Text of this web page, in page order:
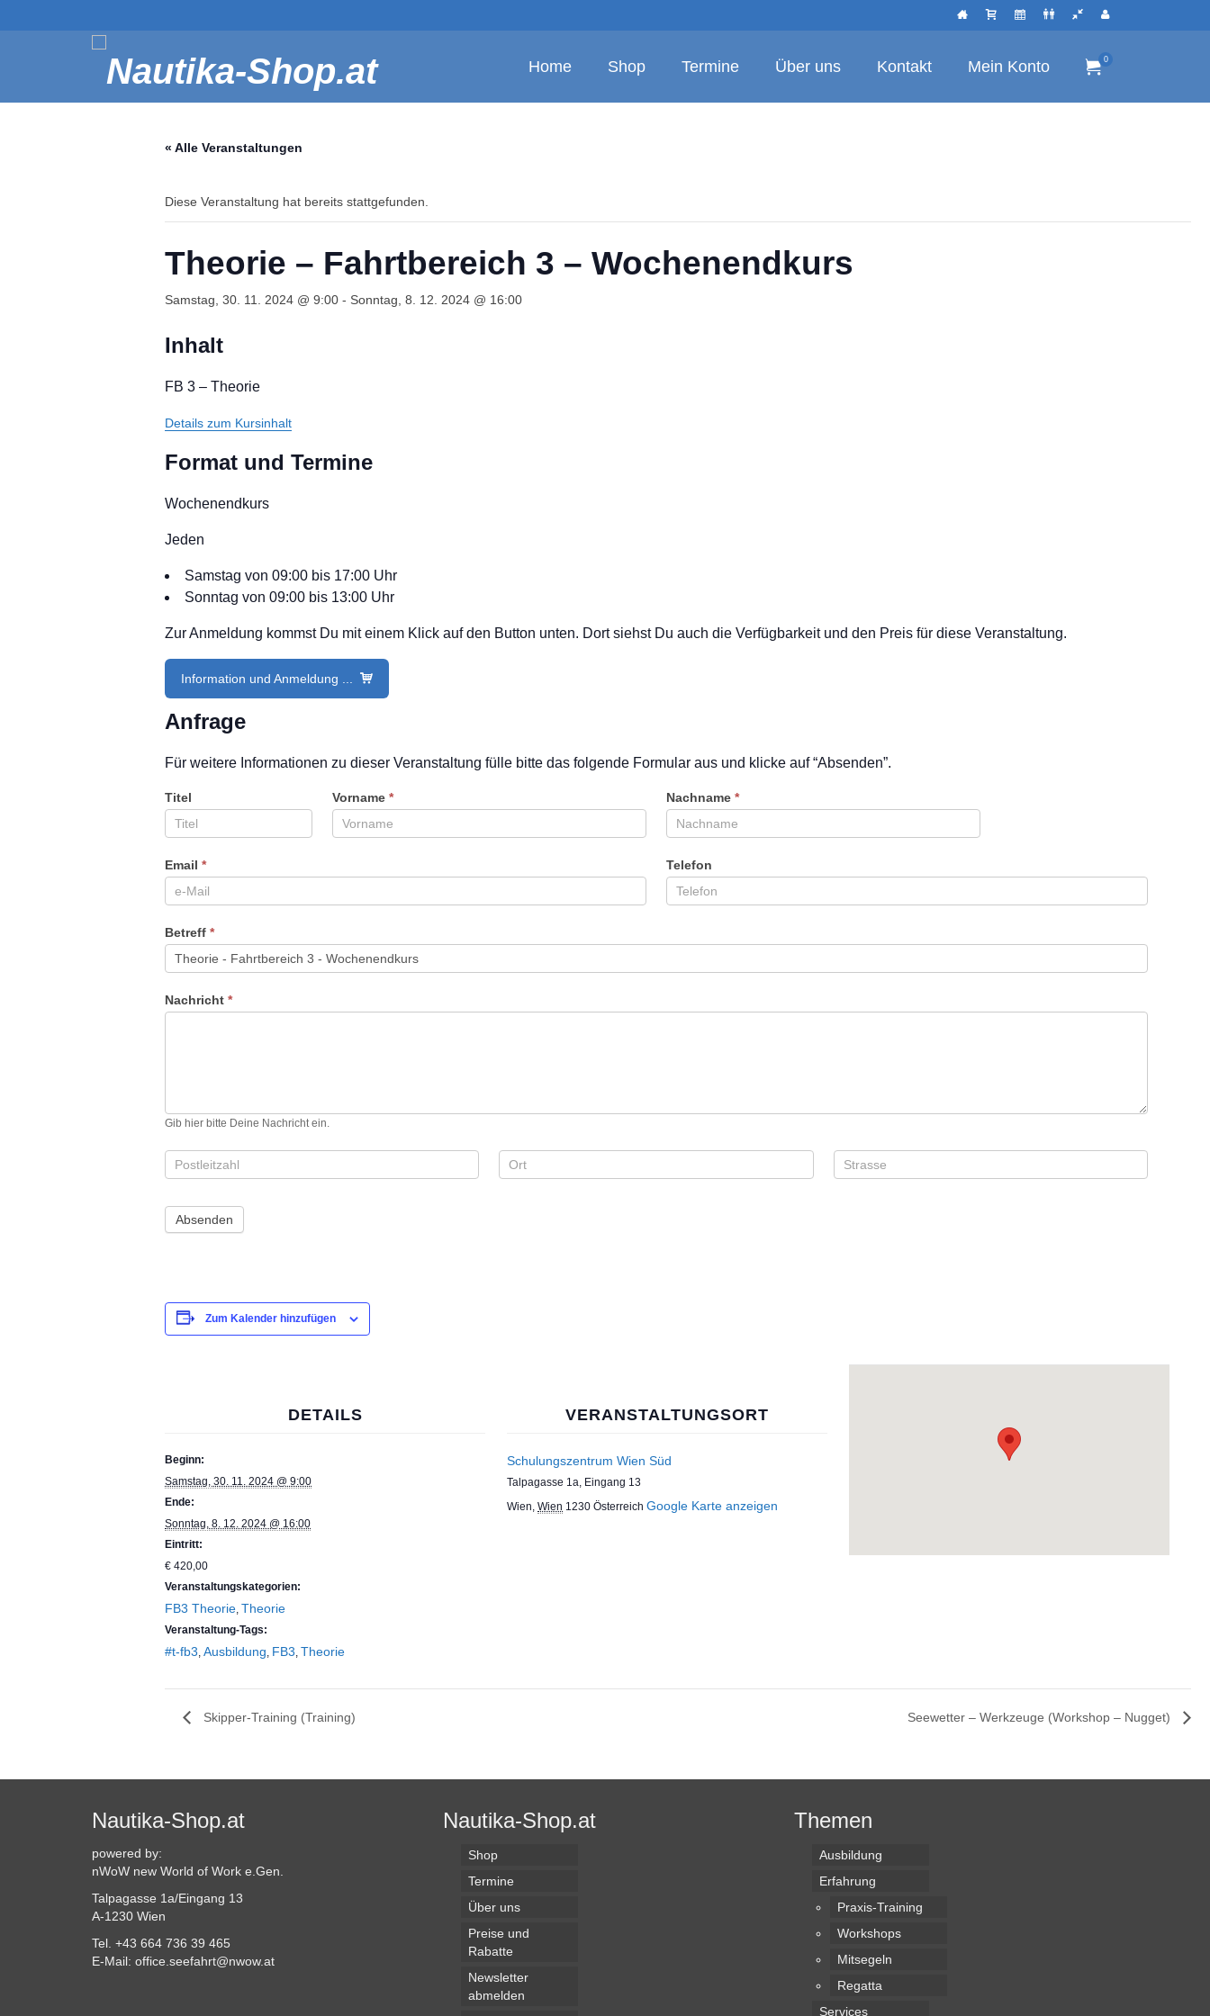
Home Shop Termine Über uns Kontakt Mein Konto 0
« Alle Veranstaltungen
Diese Veranstaltung hat bereits stattgefunden.
Theorie – Fahrtbereich 3 – Wochenendkurs
Samstag, 30. 11. 2024 @ 9:00 - Sonntag, 8. 12. 2024 @ 16:00
Inhalt
FB 3 – Theorie
Details zum Kursinhalt
Format und Termine
Wochenendkurs
Jeden
Samstag von 09:00 bis 17:00 Uhr
Sonntag von 09:00 bis 13:00 Uhr
Zur Anmeldung kommst Du mit einem Klick auf den Button unten. Dort siehst Du auch die Verfügbarkeit und den Preis für diese Veranstaltung.
Information und Anmeldung ...
Anfrage
Für weitere Informationen zu dieser Veranstaltung fülle bitte das folgende Formular aus und klicke auf “Absenden”.
Titel Vorname * Nachname *
Email * Telefon
Betreff *
Nachricht *
Gib hier bitte Deine Nachricht ein.
Zum Kalender hinzufügen
DETAILS
Beginn:
Samstag, 30. 11. 2024 @ 9:00
Ende:
Sonntag, 8. 12. 2024 @ 16:00
Eintritt:
€ 420,00
Veranstaltungskategorien:
FB3 Theorie, Theorie
Veranstaltung-Tags:
#t-fb3, Ausbildung, FB3, Theorie
VERANSTALTUNGSORT
Schulungszentrum Wien Süd
Talpagasse 1a, Eingang 13
Wien, Wien 1230 Österreich Google Karte anzeigen
Skipper-Training (Training) Seewetter – Werkzeuge (Workshop – Nugget)
Nautika-Shop.at
powered by:
nWoW new World of Work e.Gen.
Talpagasse 1a/Eingang 13
A-1230 Wien
Tel. +43 664 736 39 465
E-Mail: office.seefahrt@nwow.at
Nautika-Shop.at
Shop
Termine
Über uns
Preise und
Rabatte
Newsletter
abmelden
Themen
Ausbildung
Erfahrung
Praxis-Training
Workshops
Mitsegeln
Regatta
Services